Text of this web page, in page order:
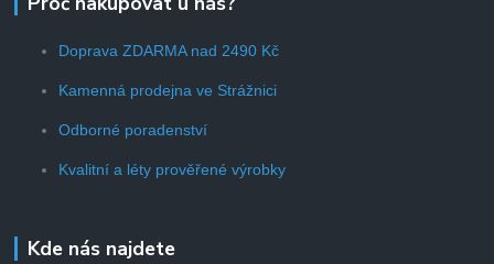
Doprava ZDARMA nad 2490 Kč
Kamenná prodejna ve Strážnici
Odborné poradenství
Kvalitní a léty prověřené výrobky
Kde nás najdete